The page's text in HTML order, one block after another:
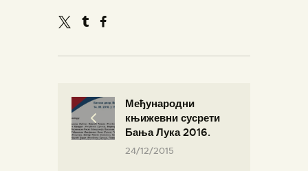
Међународни
књижевни сусрети
Бања Лука 2016.
24/12/2015